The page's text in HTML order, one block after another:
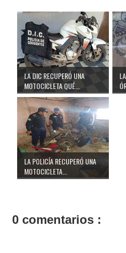
LA DIC RECUPERÓ UNA
MOTOCICLETA QUÉ...
LA POLICÍA RECUPERÓ UNA
MOTOCICLETA...
0 comentarios :